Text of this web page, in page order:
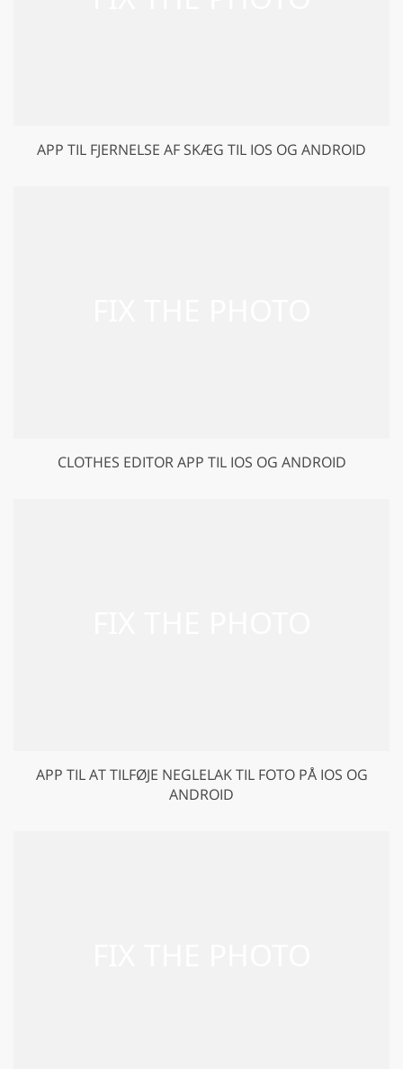
APP TIL FJERNELSE AF SKÆG TIL IOS OG ANDROID
CLOTHES EDITOR APP TIL IOS OG ANDROID
APP TIL AT TILFØJE NEGLELAK TIL FOTO PÅ IOS OG
ANDROID